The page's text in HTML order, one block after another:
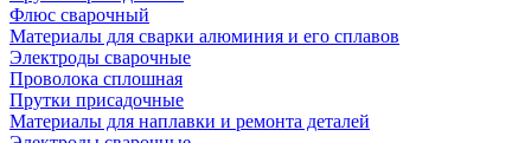
Флюс сварочный
Материалы для сварки алюминия и его сплавов
Электроды сварочные
Проволока сплошная
Прутки присадочные
Материалы для наплавки и ремонта деталей